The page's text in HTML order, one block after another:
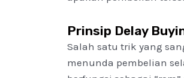
Prinsip Delay
Salah satu trik yang
menunda pembelian